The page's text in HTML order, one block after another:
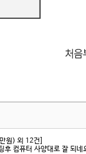
원) 외 12건]
후 컴퓨터 사양대로 잘 되